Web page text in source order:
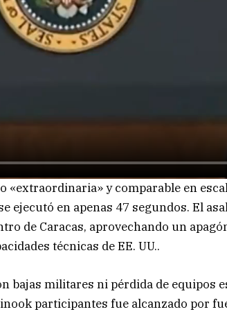
«extraordinaria» y comparable en
ejecutó en apenas 47 segundos. El
de Caracas, aprovechando un
técnicas de EE. UU..
bajas militares ni pérdida de equipos
participantes fue alcanzado por